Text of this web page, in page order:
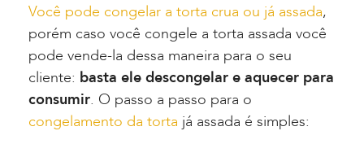
Você pode congelar a torta crua ou já assada,
porém caso você congele a torta assada você
pode vende-la dessa maneira para o seu
cliente: basta ele descongelar e aquecer para
consumir. O passo a passo para o
congelamento da torta já assada é simples: